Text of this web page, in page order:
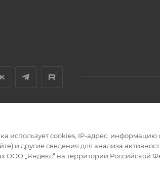
информационный характер и не
использует cookies, IP-адрес, информацию
и другие сведения для анализа
ООО „Яндекс“ на территории Российской